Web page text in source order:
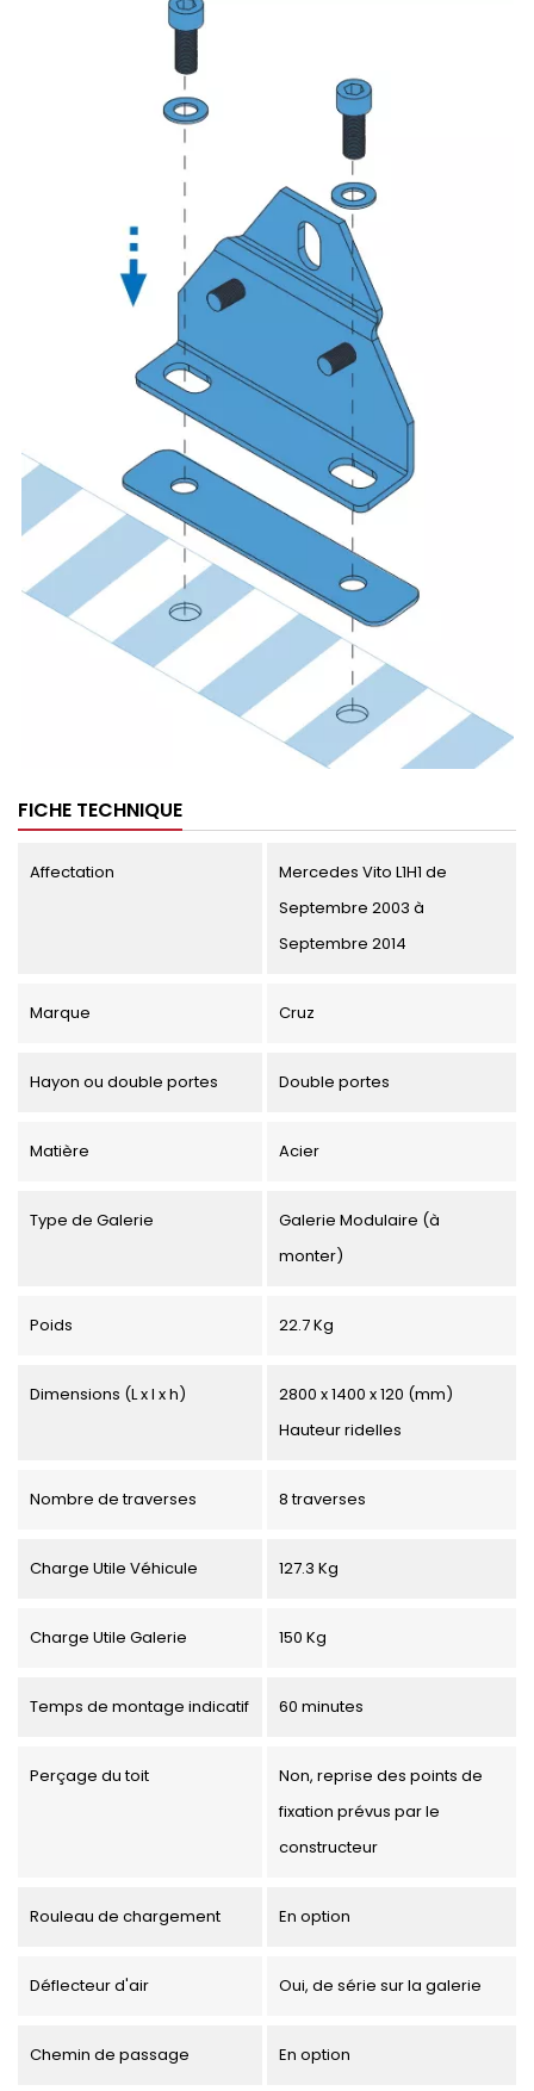
FICHE TECHNIQUE
Affectation
Mercedes Vito L1H1 de
Septembre 2003 à
Septembre 2014
Marque Cruz
Hayon ou double portes Double portes
Matière Acier
Type de Galerie
Galerie Modulaire (à
monter)
Poids 22.7 Kg
Dimensions (L x l x h)
2800 x 1400 x 120 (mm)
Hauteur ridelles
Nombre de traverses 8 traverses
Charge Utile Véhicule 127.3 Kg
Charge Utile Galerie 150 Kg
Temps de montage indicatif 60 minutes
Perçage du toit
Non, reprise des points de
fixation prévus par le
constructeur
Rouleau de chargement En option
Déflecteur d'air Oui, de série sur la galerie
Chemin de passage En option